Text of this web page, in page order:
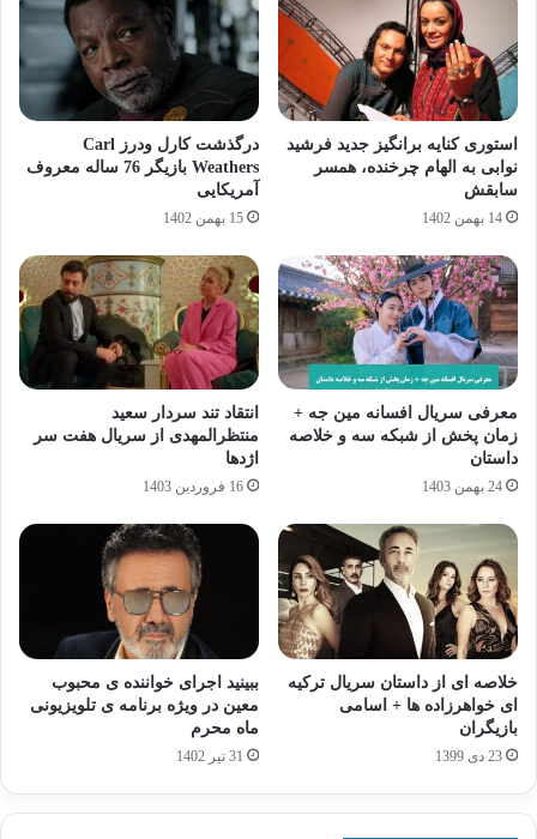
استوری کنایه برانگیز جدید فرشید
نوابی به الهام چرخنده، همسر
سابقش
14 بهمن 1402
درگذشت کارل ودرز Carl
Weathers بازیگر 76 ساله معروف
آمریکایی
15 بهمن 1402
معرفی سریال افسانه مین جه +
زمان پخش از شبکه سه و خلاصه
داستان
24 بهمن 1403
انتقاد تند سردار سعید
منتظرالمهدی از سریال هفت سر
اژدها
16 فروردین 1403
خلاصه ای از داستان سریال ترکیه
ای خواهرزاده ها + اسامی
بازیگران
23 دی 1399
ببینید اجرای خواننده ی محبوب
معین در ویژه برنامه ی تلویزیونی
ماه محرم
31 تیر 1402